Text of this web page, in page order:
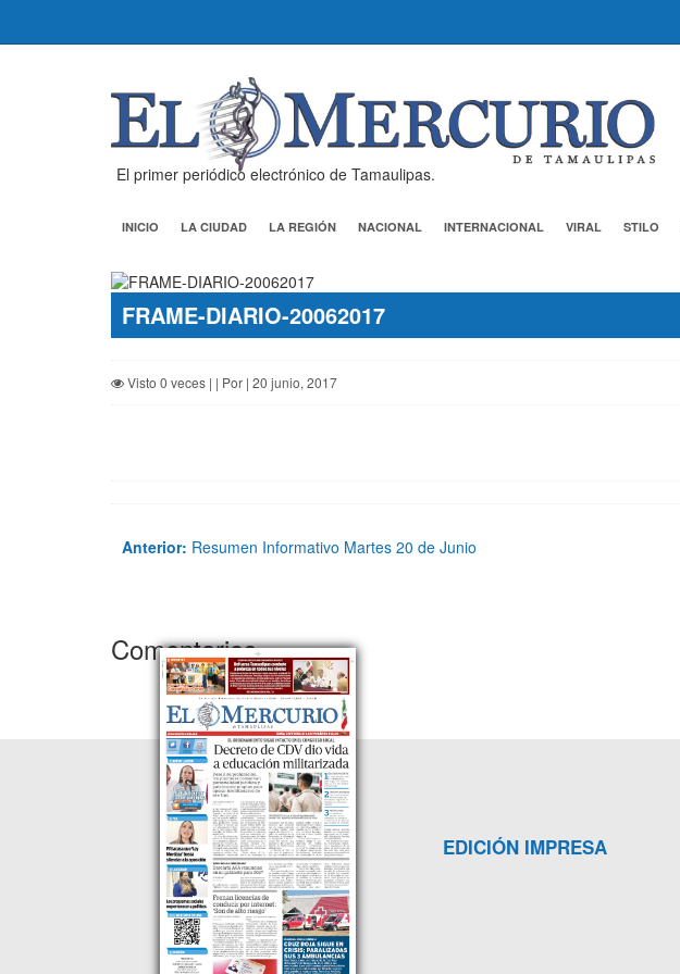
El primer periódico electrónico de Tamaulipas.
INICIO LA CIUDAD LA REGIÓN NACIONAL INTERNACIONAL VIRAL STILO
FRAME-DIARIO-20062017
Visto 0 veces | | Por | 20 junio, 2017
Anterior: Resumen Informativo Martes 20 de Junio
Comentarios
EDICIÓN IMPRESA